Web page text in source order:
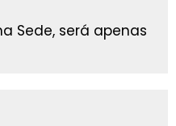
Sede, será apenas